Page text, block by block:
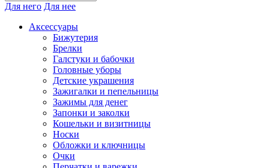
Для него Для нее
Аксессуары
Бижутерия
Брелки
Галстуки и бабочки
Головные уборы
Детские украшения
Зажигалки и пепельницы
Зажимы для денег
Запонки и заколки
Кошельки и визитницы
Носки
Обложки и ключницы
Очки